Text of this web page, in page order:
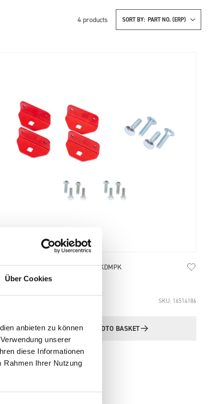
Über Cookies
anbieten zu können
unserer
diese Informationen
Rahmen Ihrer Nutzung
4 products SORT BY:
TrekDror Mounting Kit TKDMPK
SKU: 16514186
Quantity ADDTO BASKET